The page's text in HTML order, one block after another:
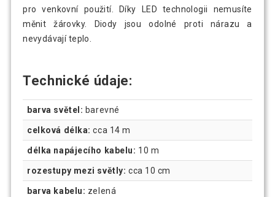
pro venkovní použití. Díky LED technologii nemusíte
měnit žárovky. Diody jsou odolné proti nárazu a
nevydávají teplo.
Technické údaje:
barva světel: barevné
celková délka: cca 14 m
délka napájecího kabelu: 10 m
rozestupy mezi světly: cca 10 cm
barva kabelu: zelená